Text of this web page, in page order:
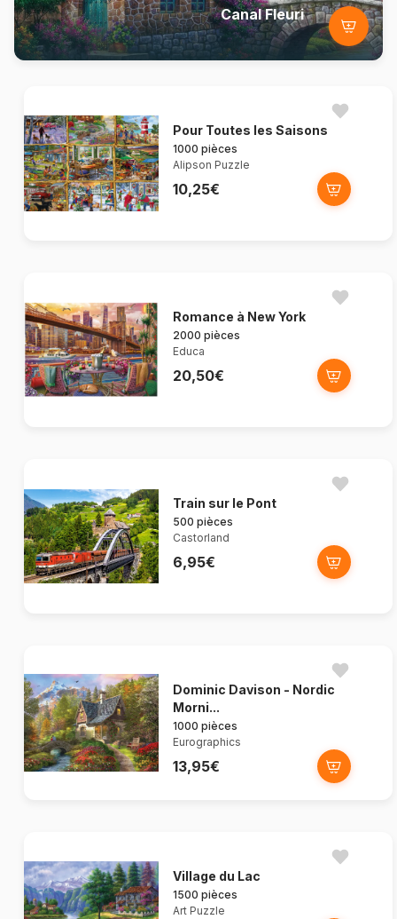
Canal Fleuri
Pour Toutes les Saisons
1000 pièces
Alipson Puzzle
10,25€
Romance à New York
2000 pièces
Educa
20,50€
Train sur le Pont
500 pièces
Castorland
6,95€
Dominic Davison - Nordic
Morni...
1000 pièces
Eurographics
13,95€
Village du Lac
1500 pièces
Art Puzzle